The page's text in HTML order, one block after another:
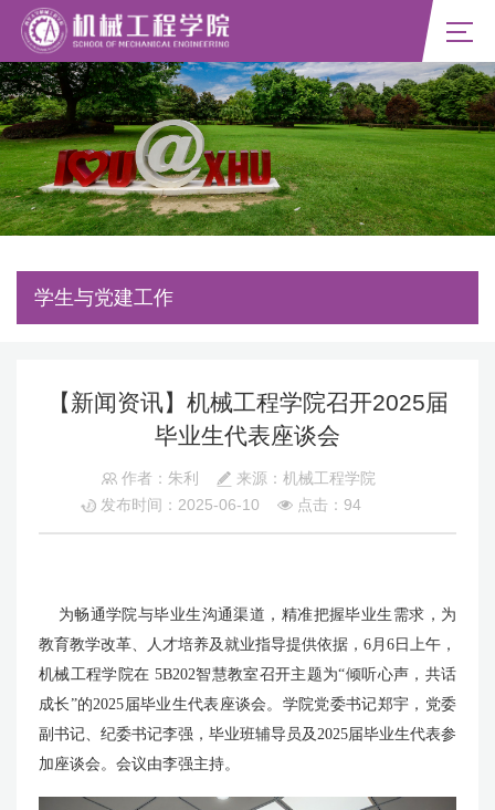
学生与党建工作
【新闻资讯】机械工程学院召开2025届
毕业生代表座谈会
作者：朱利
来源：机械工程学院
发布时间：2025-06-10
点击： 94
为畅通学院与毕业生沟通渠道，精准把握毕业生需求，为
教育教学改革、人才培养及就业指导提供依据，6月6日上午，
机械工程学院在 5B202智慧教室召开主题为“倾听心声，共话
成长”的2025届毕业生代表座谈会。学院党委书记郑宇，党委
副书记、纪委书记李强，毕业班辅导员及2025届毕业生代表参
加座谈会。会议由李强主持。